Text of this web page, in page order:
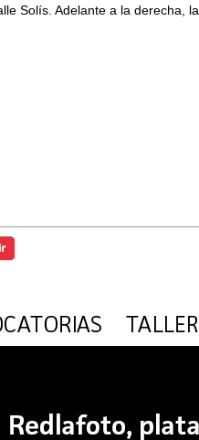
Solís. Adelante a la derecha, la